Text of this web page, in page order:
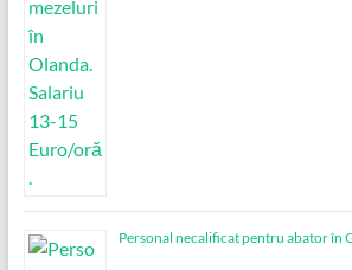
Personal necalificat pentru abator în